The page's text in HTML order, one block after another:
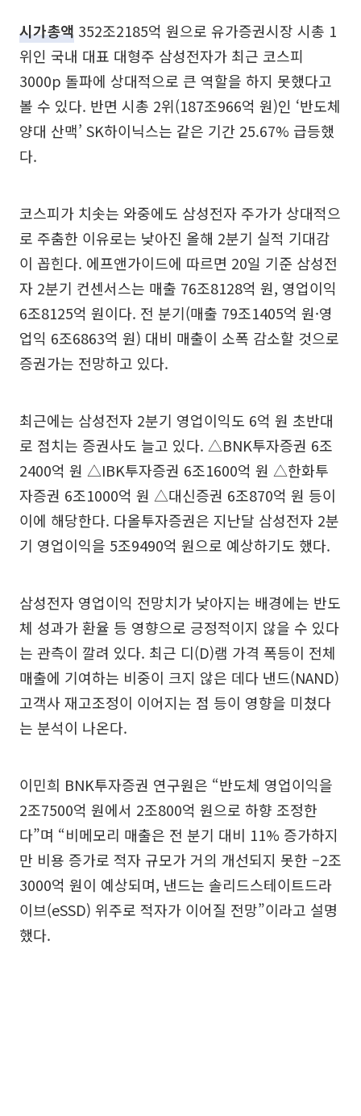
시가총액 352조2185억 원으로 유가증권시장 시총 1
위인 국내 대표 대형주 삼성전자가 최근 코스피
3000p 돌파에 상대적으로 큰 역할을 하지 못했다고
볼 수 있다. 반면 시총 2위(187조966억 원)인 ‘반도체
양대 산맥’ SK하이닉스는 같은 기간 25.67% 급등했
다.
코스피가 치솟는 와중에도 삼성전자 주가가 상대적으
로 주춤한 이유로는 낮아진 올해 2분기 실적 기대감
이 꼽힌다. 에프앤가이드에 따르면 20일 기준 삼성전
자 2분기 컨센서스는 매출 76조8128억 원, 영업이익
6조8125억 원이다. 전 분기(매출 79조1405억 원·영
업익 6조6863억 원) 대비 매출이 소폭 감소할 것으로
증권가는 전망하고 있다.
최근에는 삼성전자 2분기 영업이익도 6억 원 초반대
로 점치는 증권사도 늘고 있다. △BNK투자증권 6조
2400억 원 △IBK투자증권 6조1600억 원 △한화투
자증권 6조1000억 원 △대신증권 6조870억 원 등이
이에 해당한다. 다올투자증권은 지난달 삼성전자 2분
기 영업이익을 5조9490억 원으로 예상하기도 했다.
삼성전자 영업이익 전망치가 낮아지는 배경에는 반도
체 성과가 환율 등 영향으로 긍정적이지 않을 수 있다
는 관측이 깔려 있다. 최근 디(D)램 가격 폭등이 전체
매출에 기여하는 비중이 크지 않은 데다 낸드(NAND)
고객사 재고조정이 이어지는 점 등이 영향을 미쳤다
는 분석이 나온다.
이민희 BNK투자증권 연구원은 “반도체 영업이익을
2조7500억 원에서 2조800억 원으로 하향 조정한
다”며 “비메모리 매출은 전 분기 대비 11% 증가하지
만 비용 증가로 적자 규모가 거의 개선되지 못한 –2조
3000억 원이 예상되며, 낸드는 솔리드스테이트드라
이브(eSSD) 위주로 적자가 이어질 전망”이라고 설명
했다.